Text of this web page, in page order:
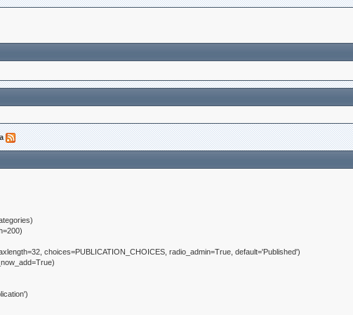
choices=PUBLICATION_CHOICES, radio_admin=True, default='Published')